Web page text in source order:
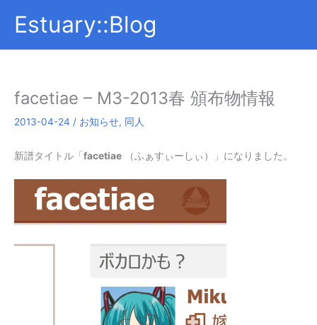
Estuary::Blog
facetiae – M3-2013春 頒布物情報
2013-04-24 / お知らせ, 同人
新譜タイトル「 facetiae （ふぁすぃーしぃ）」になりました。